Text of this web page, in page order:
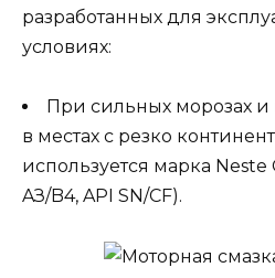
разработанных для
условиях:
При сильных морозах
в местах с резко
используется марка Neste
AЗ/B4, API SN/CF).